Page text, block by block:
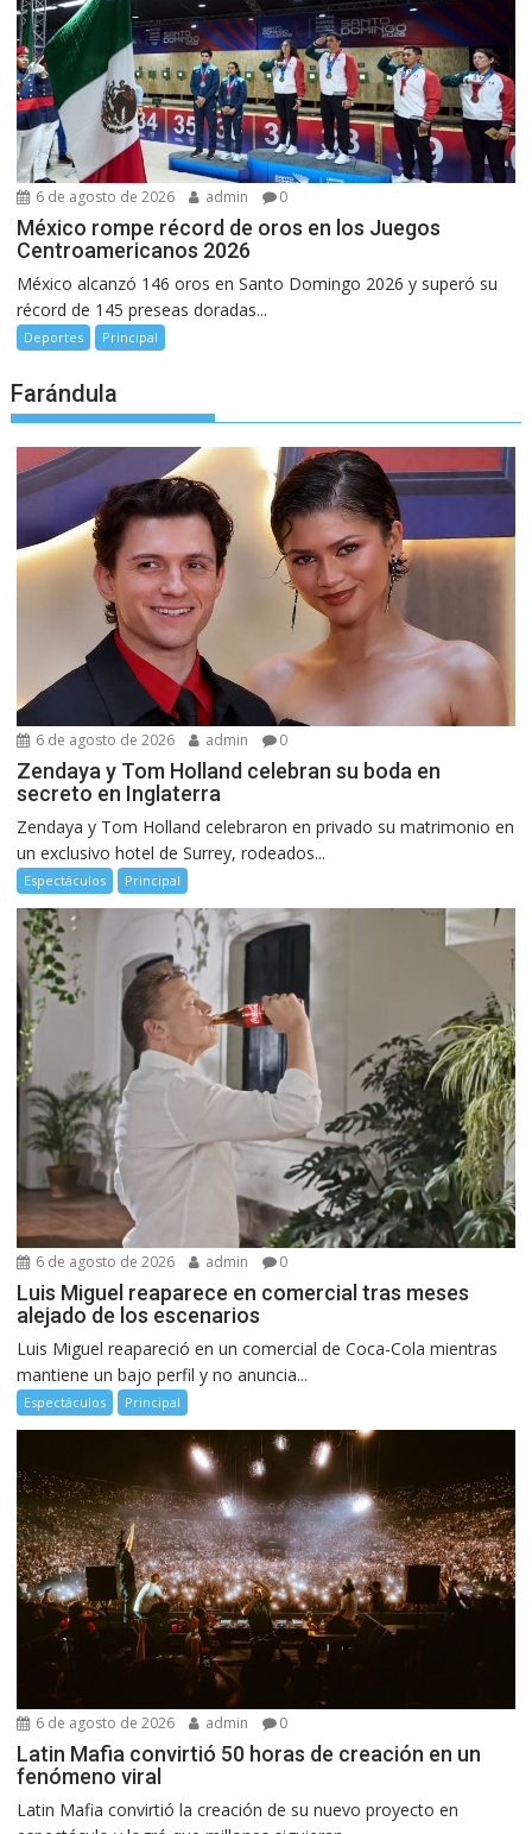
6 de agosto de 2026 admin 0
México rompe récord de oros en los Juegos
Centroamericanos 2026
México alcanzó 146 oros en Santo Domingo 2026 y superó su
récord de 145 preseas doradas...
Deportes Principal
Farándula
6 de agosto de 2026 admin 0
Zendaya y Tom Holland celebran su boda en
secreto en Inglaterra
Zendaya y Tom Holland celebraron en privado su matrimonio en
un exclusivo hotel de Surrey, rodeados...
Espectáculos Principal
6 de agosto de 2026 admin 0
Luis Miguel reaparece en comercial tras meses
alejado de los escenarios
Luis Miguel reapareció en un comercial de Coca-Cola mientras
mantiene un bajo perfil y no anuncia...
Espectáculos Principal
6 de agosto de 2026 admin 0
Latin Mafia convirtió 50 horas de creación en un
fenómeno viral
Latin Mafia convirtió la creación de su nuevo proyecto en